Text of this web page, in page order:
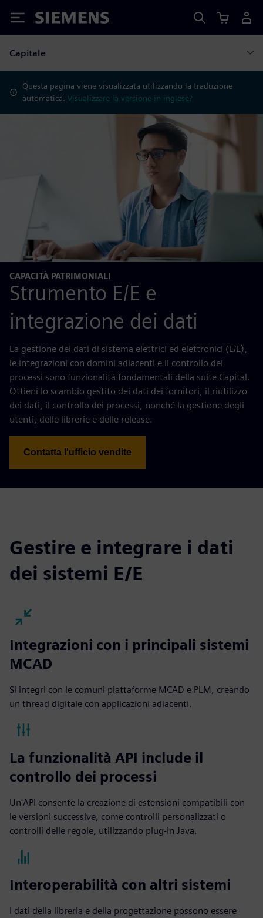
Siemens
Capitale
Questa pagina viene visualizzata utilizzando la traduzione
automatica.Visualizzare la versione in inglese?
CAPACITÀ PATRIMONIALI
Strumento E/E e
integrazione dei dati
La gestione dei dati di sistema elettrici ed elettronici (E/E),
le integrazioni con domini adiacenti e il controllo dei
processi sono funzionalità fondamentali della suite Capital.
Ottieni lo scambio gestito dei dati dei fornitori, il riutilizzo
dei dati, il controllo dei processi, nonché la gestione degli
utenti, delle librerie e delle release.
Contatta l'ufficio vendite
Gestire e integrare i dati
dei sistemi E/E
Integrazioni con i principali sistemi
MCAD
Si integri con le comuni piattaforme MCAD e PLM, creando
un thread digitale con applicazioni adiacenti.
La funzionalità API include il
controllo dei processi
Un'API consente la creazione di estensioni compatibili con
le versioni successive, come controlli personalizzati o
controlli delle regole, utilizzando plug-in Java.
Interoperabilità con altri sistemi
I dati della libreria e della progettazione possono essere